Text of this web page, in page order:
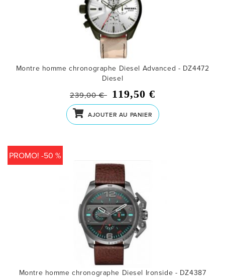
Montre homme chronographe Diesel Advanced - DZ4472
Diesel
239,00 € 119,50 €
AJOUTER AU PANIER
PROMO! -50 %
Montre homme chronographe Diesel Ironside - DZ4387